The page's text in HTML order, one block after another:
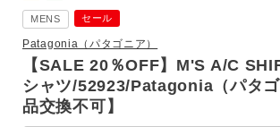
MENS セール
Patagonia（パタゴニア）
【SALE 20％OFF】M'S A/C
シャツ/52923/Patagonia（パタ
品交換不可】